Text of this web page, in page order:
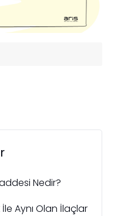
Nedir?
Aynı Olan İlaçlar